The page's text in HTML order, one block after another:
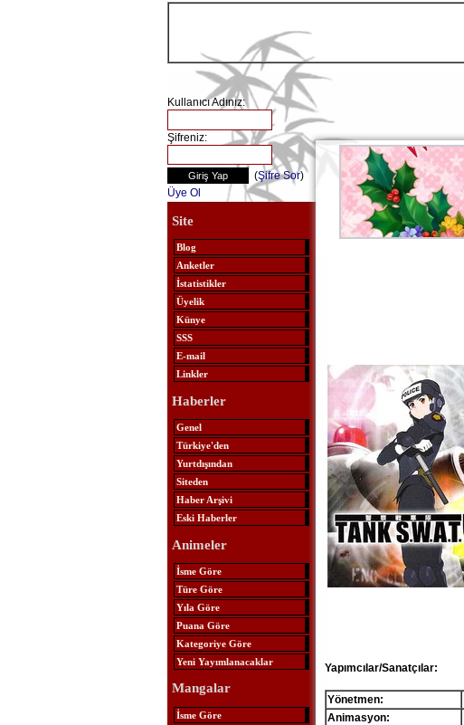
Kullanıcı Adınız:
Şifreniz:
(Şifre Sor)
Üye Ol
Site
Blog
Anketler
İstatistikler
Üyelik
Künye
SSS
E-mail
Linkler
Haberler
Genel
Türkiye'den
Yurtdışından
Siteden
Haber Arşivi
Eski Haberler
Animeler
İsme Göre
Türe Göre
Yıla Göre
Puana Göre
Kategoriye Göre
Yeni Yayımlanacaklar
Mangalar
İsme Göre
Yapımcılar/Sanatçılar:
Yönetmen:
Animasyon: